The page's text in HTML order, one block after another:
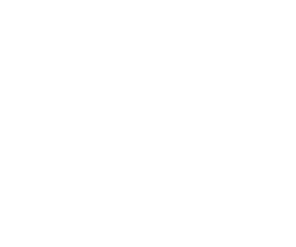
для него мебелью, то